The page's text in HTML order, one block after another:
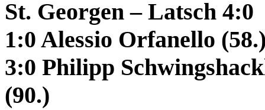
St. Georgen – Latsch 4:0
1:0 Alessio Orfanello
3:0 Philipp
(90.)